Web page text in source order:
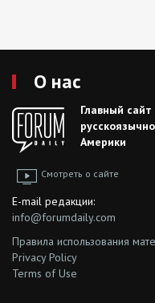
О нас
Главный сайт
Америки
Смотреть о сайте
E-mail редакции:
info@forumdaily.com
Правила использования
Privacy Policy
Terms of Use